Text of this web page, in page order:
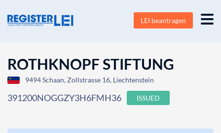
LEI beantragen
ROTHKNOPF STIFTUNG
9494 Schaan, Zollstrasse 16, Liechtenstein
391200NOGGZY3H6FMH36 ISSUED